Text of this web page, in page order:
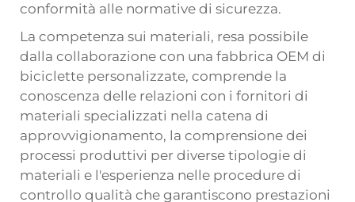
conformità alle normative di sicurezza.
La competenza sui materiali, resa possibile
dalla collaborazione con una fabbrica OEM di
biciclette personalizzate, comprende la
conoscenza delle relazioni con i fornitori di
materiali specializzati nella catena di
approvvigionamento, la comprensione dei
processi produttivi per diverse tipologie di
materiali e l'esperienza nelle procedure di
controllo qualità che garantiscono prestazioni